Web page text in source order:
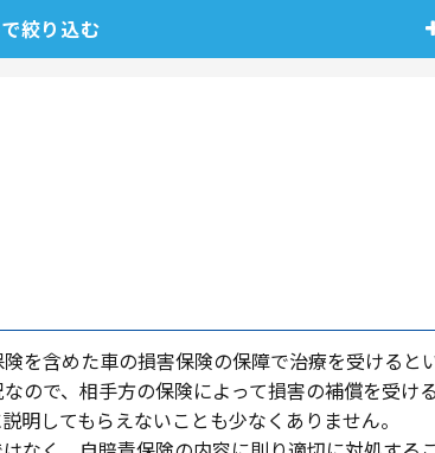
絞り込む
を含めた⾞の損害保険の保障で治療を受けると
ので、相⼿⽅の保険によって損害の補償を受け
明してもらえないことも少なくありません。